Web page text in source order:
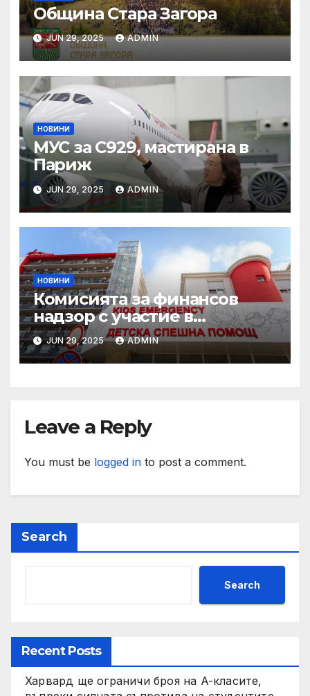
Община Стара Загора
JUN 29, 2025 ADMIN
НОВИНИ
МУС за C929, мастирана в
Париж
JUN 29, 2025 ADMIN
НОВИНИ
Комисията за финансов
надзор с участие в
конференцията „Промени в
пенсионния модел в
България“
JUN 29, 2025 ADMIN
Leave a Reply
You must be logged in to post a comment.
Search
Search
Recent Posts
Харвард ще ограничи броя на A-класите,